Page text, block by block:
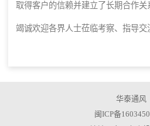
取得客户的信赖并建立了长期合作关
竭诚欢迎各界人士莅临考察、指导交
华泰通风
闽ICP备